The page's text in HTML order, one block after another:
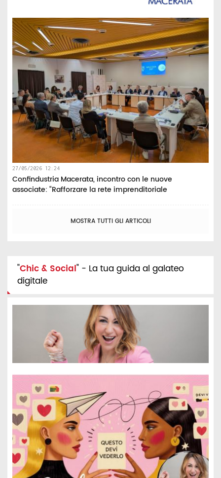
27/05/2026 12:24
Confindustria Macerata, incontro con le nuove
associate: “Rafforzare la rete imprenditoriale
MOSTRA TUTTI GLI ARTICOLI
"Chic & Social" - La tua guida al galateo
digitale